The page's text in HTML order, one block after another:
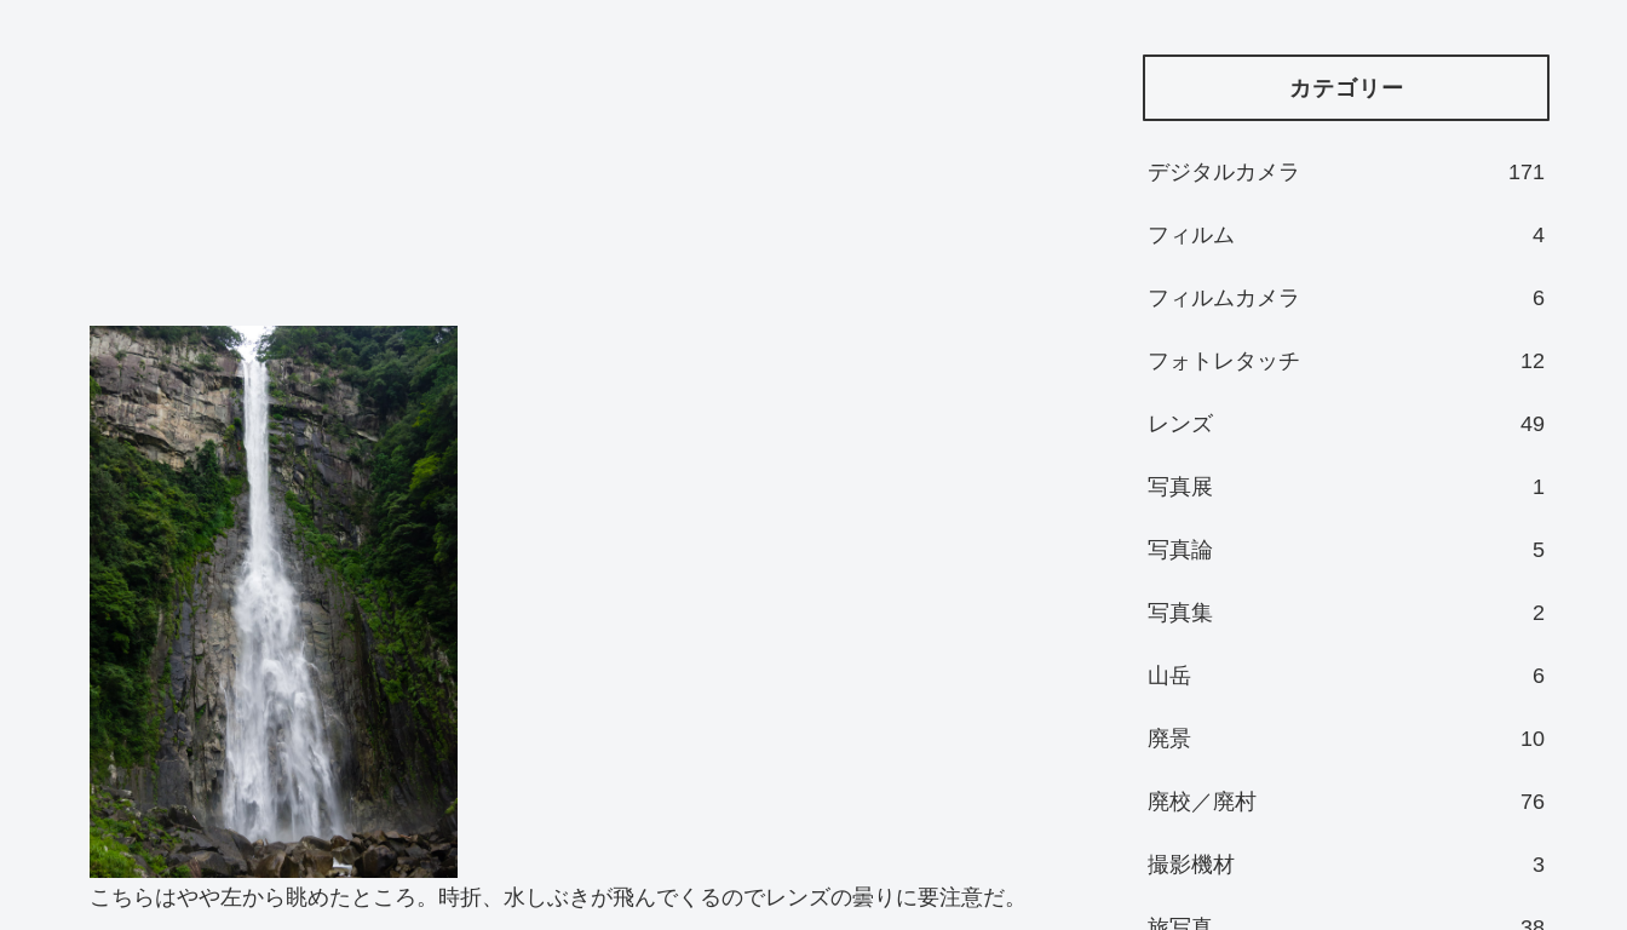
こちらはやや左から眺めたところ。時折、水しぶきが飛んでくるのでレンズの曇りに要注意だ。
カテゴリー
デジタルカメラ 171
フィルム 4
フィルムカメラ 6
フォトレタッチ 12
レンズ 49
写真展 1
写真論 5
写真集 2
山岳 6
廃景 10
廃校／廃村 76
撮影機材 3